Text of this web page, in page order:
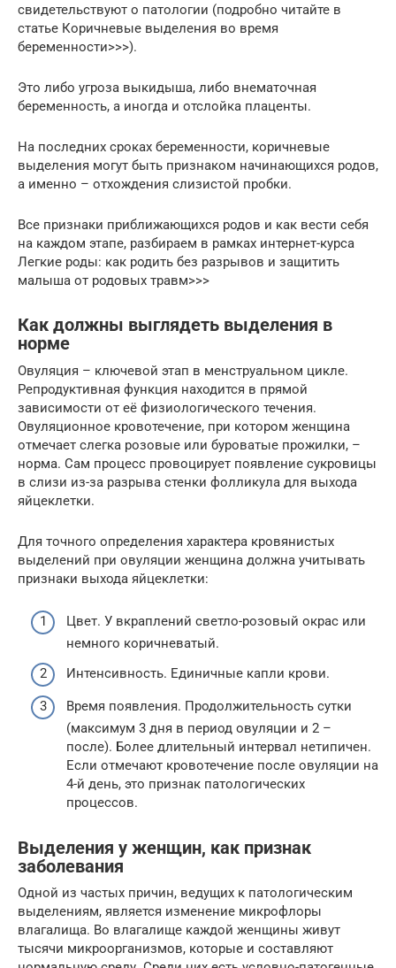
свидетельствуют о патологии (подробно читайте в
статье Коричневые выделения во время
беременности>>>).
Это либо угроза выкидыша, либо внематочная
беременность, а иногда и отслойка плаценты.
На последних сроках беременности, коричневые
выделения могут быть признаком начинающихся родов,
а именно – отхождения слизистой пробки.
Все признаки приближающихся родов и как вести себя
на каждом этапе, разбираем в рамках интернет-курса
Легкие роды: как родить без разрывов и защитить
малыша от родовых травм>>>
Как должны выглядеть выделения в
норме
Овуляция – ключевой этап в менструальном цикле.
Репродуктивная функция находится в прямой
зависимости от её физиологического течения.
Овуляционное кровотечение, при котором женщина
отмечает слегка розовые или буроватые прожилки, –
норма. Сам процесс провоцирует появление сукровицы
в слизи из-за разрыва стенки фолликула для выхода
яйцеклетки.
Для точного определения характера кровянистых
выделений при овуляции женщина должна учитывать
признаки выхода яйцеклетки:
Цвет. У вкраплений светло-розовый окрас или
немного коричневатый.
Интенсивность. Единичные капли крови.
Время появления. Продолжительность сутки
(максимум 3 дня в период овуляции и 2 –
после). Более длительный интервал нетипичен.
Если отмечают кровотечение после овуляции на
4-й день, это признак патологических
процессов.
Выделения у женщин, как признак
заболевания
Одной из частых причин, ведущих к патологическим
выделениям, является изменение микрофлоры
влагалища. Во влагалище каждой женщины живут
тысячи микроорганизмов, которые и составляют